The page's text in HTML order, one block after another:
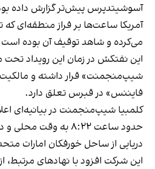
آسوشیتدپرس پیش‌تر گزارش داده
آمریکا ساعت‌ها بر فراز منطقه‌ای که
می‌کرده و شاهد توقیف آن بوده
‏این نفتکش در زمان این رویداد
شیپ‌منجمنت» قرار داشته و مالکیت
فایننس» در قبرس تعلق دارد.
‏کلمبیا شیپ‌منجمنت در بیانیه‌ای
دریایی از ساحل خورفکان امارات
این شرکت افزود با نهادهای مرتبط،